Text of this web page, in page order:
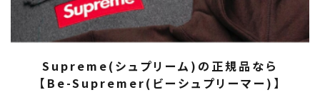
Supreme(シュプリーム)の正規品なら
【Be-Supremer(ビーシュプリーマー)】